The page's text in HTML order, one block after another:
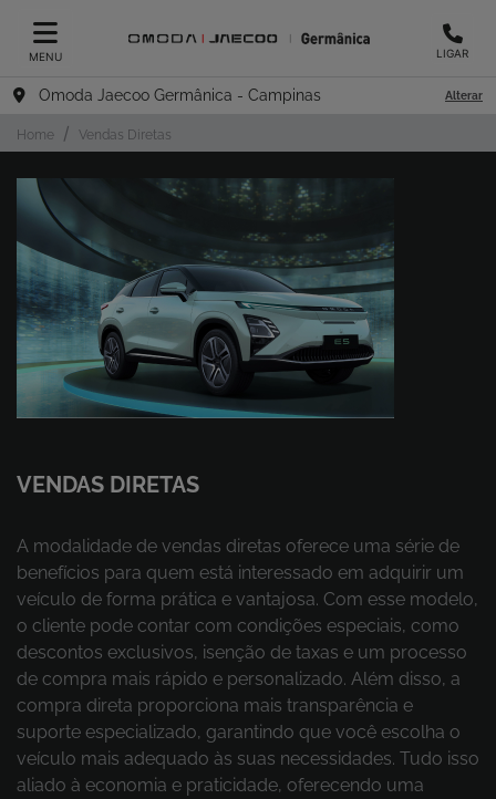
MENU LIGAR
Omoda Jaecoo Germânica - Campinas Alterar
Home Vendas Diretas
VENDAS DIRETAS
A modalidade de vendas diretas oferece uma série de
benefícios para quem está interessado em adquirir um
veículo de forma prática e vantajosa. Com esse modelo,
o cliente pode contar com condições especiais, como
descontos exclusivos, isenção de taxas e um processo
de compra mais rápido e personalizado. Além disso, a
compra direta proporciona mais transparência e
suporte especializado, garantindo que você escolha o
veículo mais adequado às suas necessidades. Tudo isso
aliado à economia e praticidade, oferecendo uma